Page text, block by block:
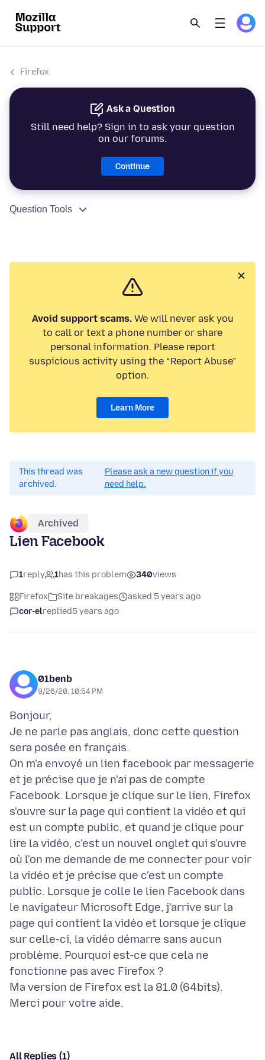
Firefox
Ask a Question
Still need help? Sign in to ask your question
on our forums.
Continue
Question Tools
Avoid support scams.We will never ask you
to call or text a phone number or share
personal information. Please report
suspicious activity using the “Report Abuse”
option.
Learn More
This thread was
archived.
Please ask a new question if you
need help.
Archived
Lien Facebook
1reply 1has this problem 340views
Firefox Site breakages
asked 5 years ago
cor-elreplied5 years ago
01benb
9/26/20, 10:54 PM
Bonjour,
Je ne parle pas anglais, donc cette question
sera posée en français.
On m'a envoyé un lien facebook par messagerie
et je précise que je n'ai pas de compte
Facebook. Lorsque je clique sur le lien, Firefox
s'ouvre sur la page qui contient la vidéo et qui
est un compte public, et quand je clique pour
lire la vidéo, c'est un nouvel onglet qui s'ouvre
où l'on me demande de me connecter pour voir
la vidéo et je précise que c'est un compte
public. Lorsque je colle le lien Facebook dans
le navigateur Microsoft Edge, j'arrive sur la
page qui contient la vidéo et lorsque je clique
sur celle-ci, la vidéo démarre sans aucun
problème. Pourquoi est-ce que cela ne
fonctionne pas avec Firefox ?
Ma version de Firefox est la 81.0 (64bits).
All Replies (1)